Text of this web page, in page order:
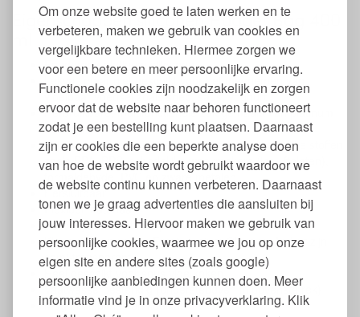
Om onze website goed te laten werken en te
verbeteren, maken we gebruik van cookies en
vergelijkbare technieken. Hiermee zorgen we
voor een betere en meer persoonlijke ervaring.
Functionele cookies zijn noodzakelijk en zorgen
ervoor dat de website naar behoren functioneert
zodat je een bestelling kunt plaatsen. Daarnaast
zijn er cookies die een beperkte analyse doen
van hoe de website wordt gebruikt waardoor we
de website continu kunnen verbeteren. Daarnaast
tonen we je graag advertenties die aansluiten bij
jouw interesses. Hiervoor maken we gebruik van
persoonlijke cookies, waarmee we jou op onze
eigen site en andere sites (zoals google)
persoonlijke aanbiedingen kunnen doen. Meer
informatie vind je in onze privacyverklaring. Klik
Eigenschappen siliconen Hugger Bag 400
Foodgrade platinum siliconen
Lekvrij, maar niet geschikt voor het meenemen van
vloeibaar voedsel zoals soep, saus, yoghurt
Herbruikbare, multifunctionele zak gemaakt van platinum
siliconen
Vrij van hormoonverstorende en andere schadelijke stoffen
zoals BPA, BPS, schadelijke weekmakers (incl. ftalaten),
formaldehyde, PVC en zware metalen
Hersluitbaar
Flexibel materiaal
Beschrijfbaar met niet-permanente marker
Kleuren Champagne Frost, Juniper Clear en Amber zijn
semi-transparant
Heel geschikt voor sous vide koken
Vaatwasserbestendig (ondersteboven in bovenste rek)
Mag in diepvries en koelkast